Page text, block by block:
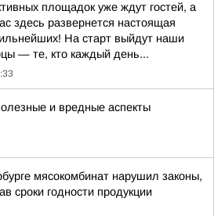
площадок уже ждут гостей, а
здесь развернется настоящая
На старт выйдут наши
— те, кто каждый день...
и вредные аспекты
мясокомбинат нарушил законы,
сроки годности продукции